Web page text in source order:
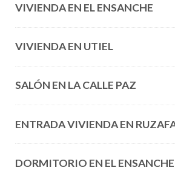
VIVIENDA EN EL ENSANCHE
VIVIENDA EN UTIEL
SALÓN EN LA CALLE PAZ
ENTRADA VIVIENDA EN
DORMITORIO EN EL ENSANCHE